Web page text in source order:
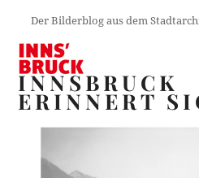
Der Bilderblog aus dem
INNSBRUCK
ERINNERT